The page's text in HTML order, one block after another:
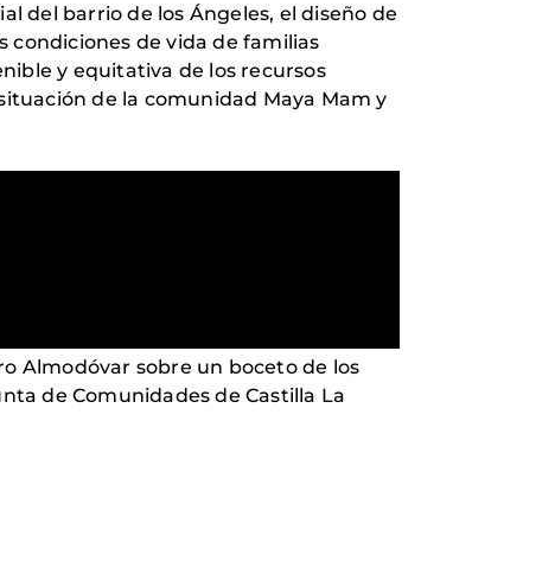
del barrio de los Ángeles, el diseño de
de vida de familias
y equitativa de los recursos
de la comunidad Maya Mam y
Almodóvar sobre un boceto de los
de Comunidades de Castilla La